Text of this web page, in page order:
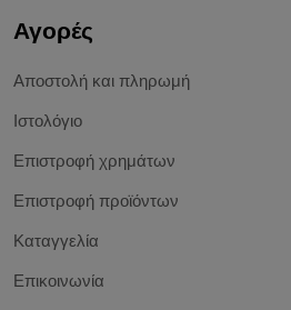
Αγορές
Αποστολή και πληρωμή
Ιστολόγιο
Επιστροφή χρημάτων
Επιστροφή προϊόντων
Καταγγελία
Επικοινωνία